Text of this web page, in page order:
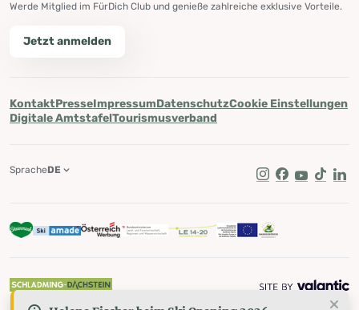
Werde Mitglied im FürDich Club und genieße zahlreiche exklusive Vorteile.
Jetzt anmelden
KontaktPresseImpressumDatenschutzCookie Einstellungen
Digitale AmtstafelTourismusverband
Instagram
Facebook
Youtube
Tik Tok
SpracheDE